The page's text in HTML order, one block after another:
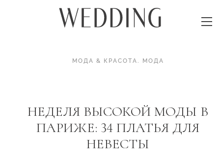
МОДА & КРАСОТА. МОДА
НЕДЕЛЯ ВЫСОКОЙ МОДЫ В
ПАРИЖЕ: 34 ПЛАТЬЯ ДЛЯ
НЕВЕСТЫ